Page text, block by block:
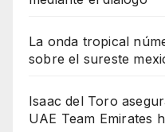
La onda tropical
sobre el sureste
Isaac del Toro
UAE Team Emirates